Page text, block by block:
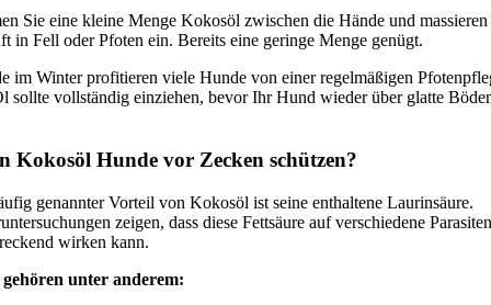
Sie eine kleine Menge Kokosöl zwischen die Hände und massieren
in Fell oder Pfoten ein. Bereits eine geringe Menge genügt.
im Winter profitieren viele Hunde von einer regelmäßigen
sollte vollständig einziehen, bevor Ihr Hund wieder über glatte
Kokosöl Hunde vor Zecken schützen?
genannter Vorteil von Kokosöl ist seine enthaltene Laurinsäure.
zeigen, dass diese Fettsäure auf verschiedene Parasiten
wirken kann.
unter anderem: